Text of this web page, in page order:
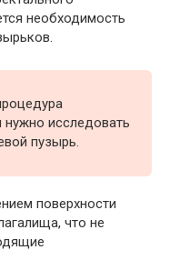
необходимость
исследовать
пузырь.
поверхности
что не